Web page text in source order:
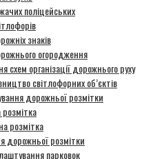
поліцейських
знаків
огородження
схем організації дорожнього руху
світлофорних об’єктів
дорожньої розмітки
розмітка
дорожньої розмітки
парковок